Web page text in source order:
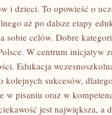
i dzieci. To opowieść o
aż po dalsze etapy
sobie celów. Dobre
W centrum inicjatyw
Edukacja
kolejnych sukcesów,
w pisaniu oraz w
jest największa, a